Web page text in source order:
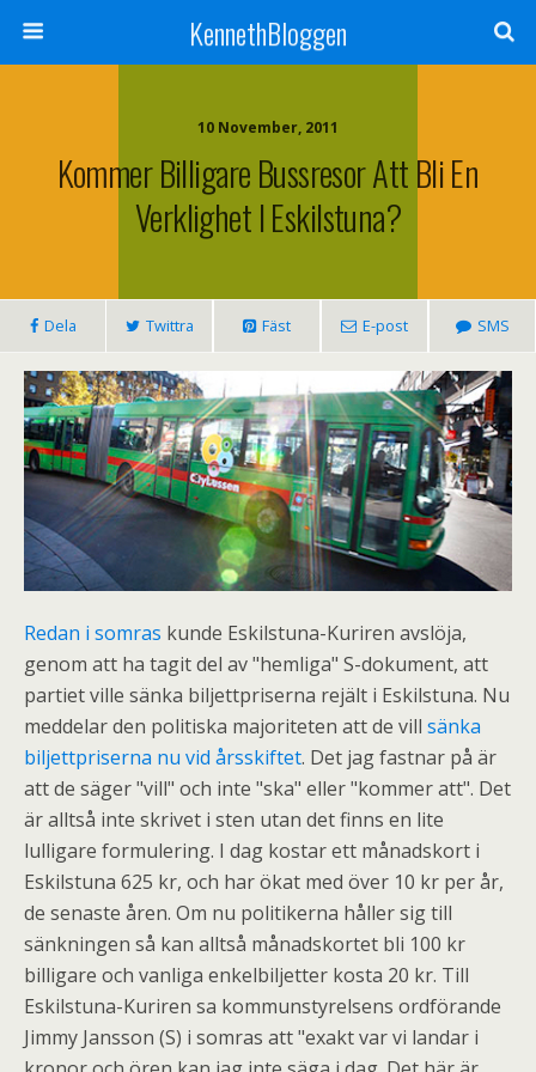
KennethBloggen
10 November, 2011
Kommer Billigare Bussresor Att Bli En
Verklighet I Eskilstuna?
Dela Twittra Fäst E-post SMS
Redan i somras kunde Eskilstuna-Kuriren avslöja,
genom att ha tagit del av "hemliga" S-dokument, att
partiet ville sänka biljettpriserna rejält i Eskilstuna. Nu
meddelar den politiska majoriteten att de vill sänka
biljettpriserna nu vid årsskiftet. Det jag fastnar på är
att de säger "vill" och inte "ska" eller "kommer att". Det
är alltså inte skrivet i sten utan det finns en lite
lulligare formulering. I dag kostar ett månadskort i
Eskilstuna 625 kr, och har ökat med över 10 kr per år,
de senaste åren. Om nu politikerna håller sig till
sänkningen så kan alltså månadskortet bli 100 kr
billigare och vanliga enkelbiljetter kosta 20 kr. Till
Eskilstuna-Kuriren sa kommunstyrelsens ordförande
Jimmy Jansson (S) i somras att "exakt var vi landar i